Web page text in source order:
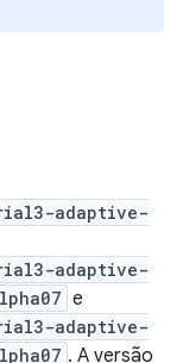
adaptive-
adaptive-
e
adaptive-
. A versão